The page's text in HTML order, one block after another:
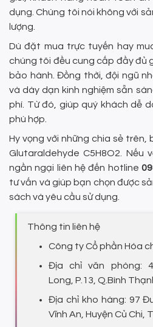
dụng. Chúng tôi nói không với
lượng.
Dù đặt mua trực tuyến hay
chúng tôi đều cung cấp đầy đủ
bảo hành. Đồng thời, đội ngũ
và dày dạn kinh nghiệm sẵn
phí. Từ đó, giúp quý khách dễ
phù hợp.
Hy vọng với những chia sẻ trên,
Glutaraldehyde C5H8O2. Nếu
ngần ngại liên hệ đến hotline
tư vấn và giúp bạn chọn được
sách và yêu cầu sử dụng.
Thông tin liên hệ
Công ty Cổ phần Hóa
Địa chỉ văn phòng:
Long, P.13, Q.Bình
Địa chỉ kho hàng: 97
Vĩnh An, Huyện Củ Chi,